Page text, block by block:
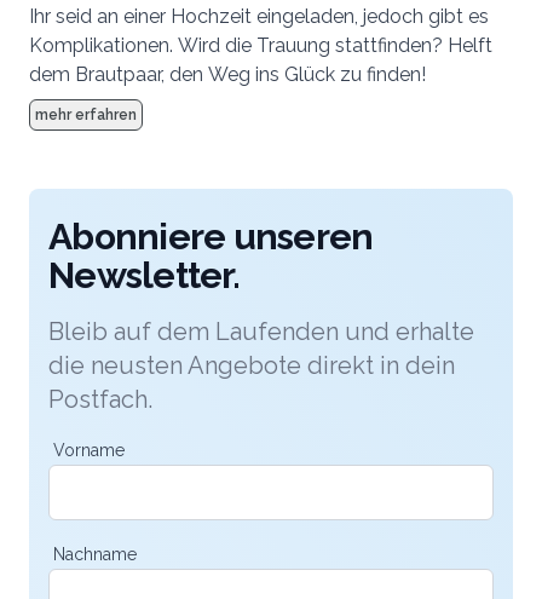
Married
Ihr seid an einer Hochzeit eingeladen, jedoch gibt es
Komplikationen. Wird die Trauung stattfinden? Helft
dem Brautpaar, den Weg ins Glück zu finden!
mehr erfahren
Abonniere unseren
Newsletter.
Bleib auf dem Laufenden und erhalte
die neusten Angebote direkt in dein
Postfach.
Vorname
Nachname